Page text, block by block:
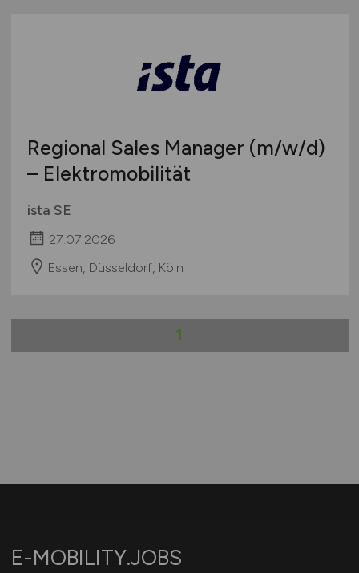
Regional Sales Manager (m/w/d)
– Elektromobilität
ista SE
27.07.2026
Essen, Düsseldorf, Köln
1
E-MOBILITY.JOBS